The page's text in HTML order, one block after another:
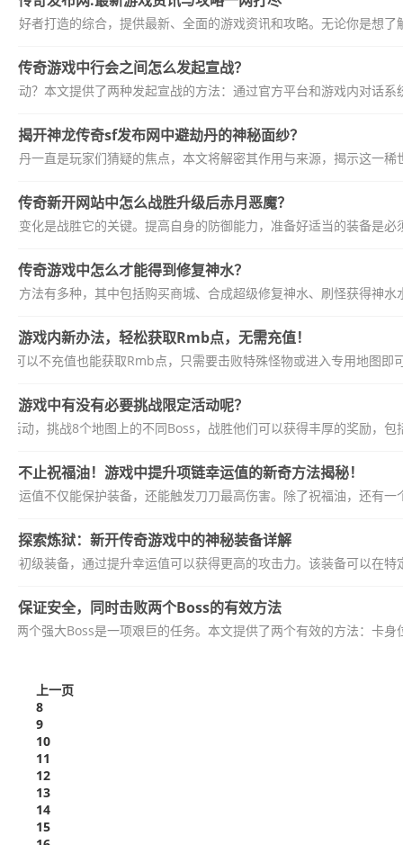
爱好者打造的综合，提供最新、全面的游戏资讯和攻略。无论你是想
传奇游戏中行会之间怎么发起宣战？
动？本文提供了两种发起宣战的方法：通过官方平台和游戏内对话
揭开神龙传奇sf发布网中避劫丹的神秘面纱？
丹一直是玩家们猜疑的焦点，本文将解密其作用与来源，揭示这一
传奇新开网站中怎么战胜升级后赤月恶魔？
变化是战胜它的关键。提高自身的防御能力，准备好适当的装备是
传奇游戏中怎么才能得到修复神水？
方法有多种，其中包括购买商城、合成超级修复神水、刷怪获得神
游戏内新办法，轻松获取Rmb点，无需充值！
可以不充值也能获取Rmb点，只需要击败特殊怪物或进入专用地图
游戏中有没有必要挑战限定活动呢？
活动，挑战8个地图上的不同Boss，战胜他们可以获得丰厚的奖励，
不止祝福油！游戏中提升项链幸运值的新奇方法揭秘！
幸运值不仅能保护装备，还能触发刀刀最高伤害。除了祝福油，还有
探索炼狱：新开传奇游戏中的神秘装备详解
初级装备，通过提升幸运值可以获得更高的攻击力。该装备可以在
保证安全，同时击败两个Boss的有效方法
两个强大Boss是一项艰巨的任务。本文提供了两个有效的方法：卡
上一页
8
9
10
11
12
13
14
15